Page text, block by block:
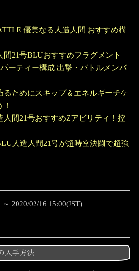
優美なる人造人間 おすすめ構
間21号BLUおすすめフラグメント
ーティー構成 出撃・バトルメンバ
るためにスキップ＆エネルギーチケ
人間21号おすすめZアビリティ！控
人造人間21号が超時空決闘で超強
2020/02/16 15:00(JST)
入手方法